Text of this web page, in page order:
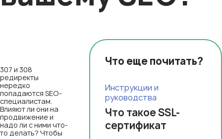
Что еще почитать?
Инструкции и
руководства
Что такое SSL-
сертификат
307 и 308
редиректы
нередко
попадаются SEO-
специалистам.
Влияют ли они на
продвижение и
надо ли с ними что-
то делать? Чтобы